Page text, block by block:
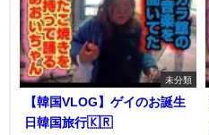
未分類
【韓国VLOG】ゲイのお誕生
日韓国旅行🇰🇷